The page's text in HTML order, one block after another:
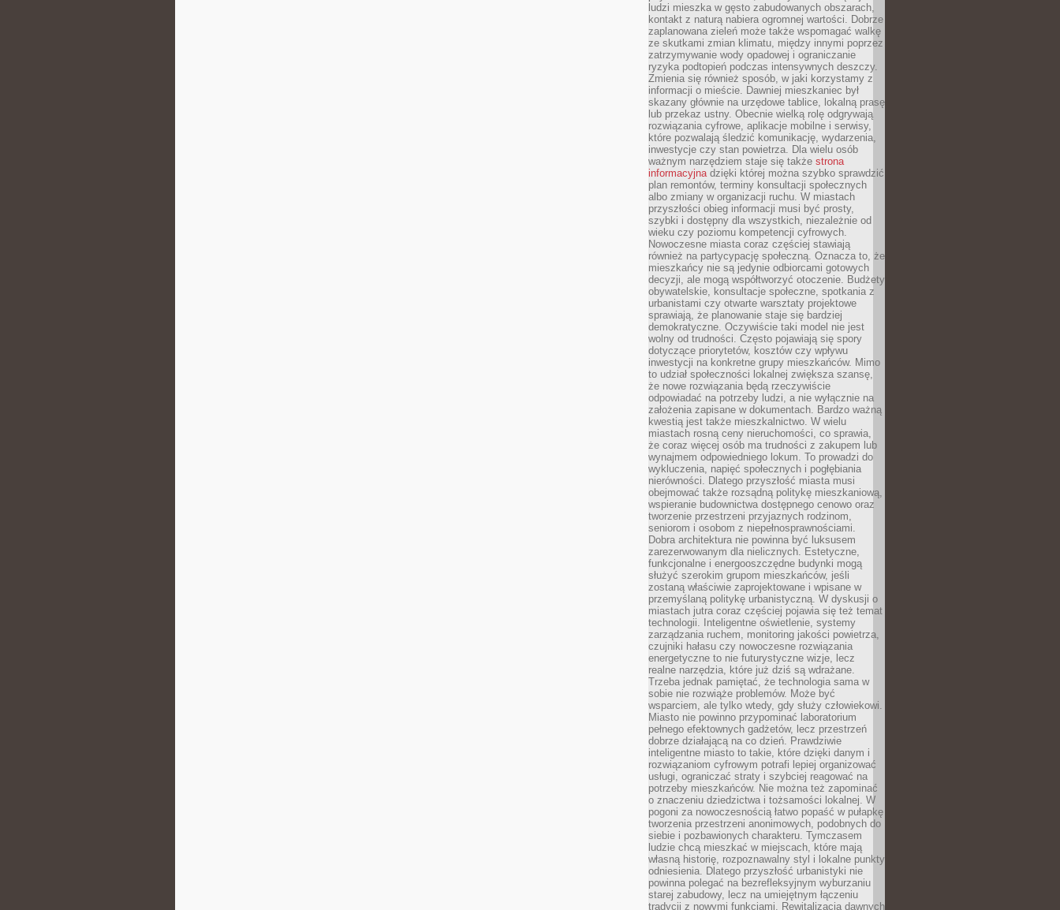
ludzi mieszka w gęsto zabudowanych obszarach,
kontakt z naturą nabiera ogromnej wartości. Dobrze
zaplanowana zieleń może także wspomagać walkę
ze skutkami zmian klimatu, między innymi poprzez
zatrzymywanie wody opadowej i ograniczanie
ryzyka podtopień podczas intensywnych deszczy.
Zmienia się również sposób, w jaki korzystamy z
informacji o mieście. Dawniej mieszkaniec był
skazany głównie na urzędowe tablice, lokalną prasę
lub przekaz ustny. Obecnie wielką rolę odgrywają
rozwiązania cyfrowe, aplikacje mobilne i serwisy,
które pozwalają śledzić komunikację, wydarzenia,
inwestycje czy stan powietrza. Dla wielu osób
ważnym narzędziem staje się także strona
informacyjnadzięki której można szybko sprawdzić
plan remontów, terminy konsultacji społecznych
albo zmiany w organizacji ruchu. W miastach
przyszłości obieg informacji musi być prosty,
szybki i dostępny dla wszystkich, niezależnie od
wieku czy poziomu kompetencji cyfrowych.
Nowoczesne miasta coraz częściej stawiają
również na partycypację społeczną. Oznacza to, że
mieszkańcy nie są jedynie odbiorcami gotowych
decyzji, ale mogą współtworzyć otoczenie. Budżety
obywatelskie, konsultacje społeczne, spotkania z
urbanistami czy otwarte warsztaty projektowe
sprawiają, że planowanie staje się bardziej
demokratyczne. Oczywiście taki model nie jest
wolny od trudności. Często pojawiają się spory
dotyczące priorytetów, kosztów czy wpływu
inwestycji na konkretne grupy mieszkańców. Mimo
to udział społeczności lokalnej zwiększa szansę,
że nowe rozwiązania będą rzeczywiście
odpowiadać na potrzeby ludzi, a nie wyłącznie na
założenia zapisane w dokumentach. Bardzo ważną
kwestią jest także mieszkalnictwo. W wielu
miastach rosną ceny nieruchomości, co sprawia,
że coraz więcej osób ma trudności z zakupem lub
wynajmem odpowiedniego lokum. To prowadzi do
wykluczenia, napięć społecznych i pogłębiania
nierówności. Dlatego przyszłość miasta musi
obejmować także rozsądną politykę mieszkaniową,
wspieranie budownictwa dostępnego cenowo oraz
tworzenie przestrzeni przyjaznych rodzinom,
seniorom i osobom z niepełnosprawnościami.
Dobra architektura nie powinna być luksusem
zarezerwowanym dla nielicznych. Estetyczne,
funkcjonalne i energooszczędne budynki mogą
służyć szerokim grupom mieszkańców, jeśli
zostaną właściwie zaprojektowane i wpisane w
przemyślaną politykę urbanistyczną. W dyskusji o
miastach jutra coraz częściej pojawia się też temat
technologii. Inteligentne oświetlenie, systemy
zarządzania ruchem, monitoring jakości powietrza,
czujniki hałasu czy nowoczesne rozwiązania
energetyczne to nie futurystyczne wizje, lecz
realne narzędzia, które już dziś są wdrażane.
Trzeba jednak pamiętać, że technologia sama w
sobie nie rozwiąże problemów. Może być
wsparciem, ale tylko wtedy, gdy służy człowiekowi.
Miasto nie powinno przypominać laboratorium
pełnego efektownych gadżetów, lecz przestrzeń
dobrze działającą na co dzień. Prawdziwie
inteligentne miasto to takie, które dzięki danym i
rozwiązaniom cyfrowym potrafi lepiej organizować
usługi, ograniczać straty i szybciej reagować na
potrzeby mieszkańców. Nie można też zapominać
o znaczeniu dziedzictwa i tożsamości lokalnej. W
pogoni za nowoczesnością łatwo popaść w pułapkę
tworzenia przestrzeni anonimowych, podobnych do
siebie i pozbawionych charakteru. Tymczasem
ludzie chcą mieszkać w miejscach, które mają
własną historię, rozpoznawalny styl i lokalne punkty
odniesienia. Dlatego przyszłość urbanistyki nie
powinna polegać na bezrefleksyjnym wyburzaniu
starej zabudowy, lecz na umiejętnym łączeniu
tradycji z nowymi funkcjami. Rewitalizacja dawnych